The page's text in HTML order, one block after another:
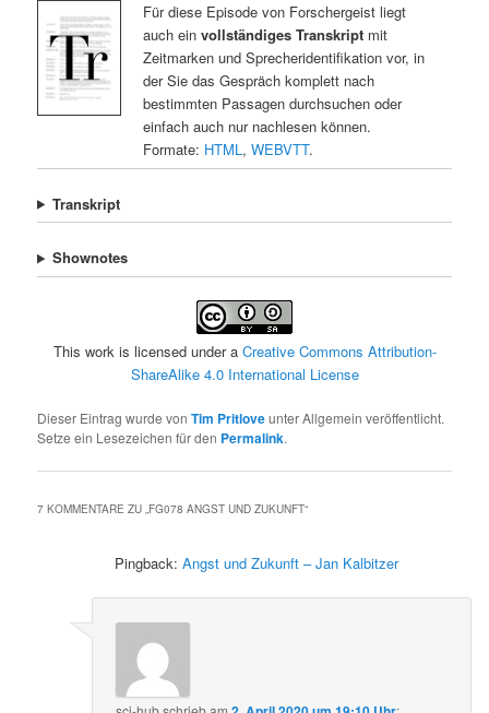
Für diese Episode von Forschergeist liegt
auch ein vollständiges Transkriptmit
Zeitmarken und Sprecheridentifikation vor, in
der Sie das Gespräch komplett nach
bestimmten Passagen durchsuchen oder
einfach auch nur nachlesen können.
Formate: HTML, WEBVTT.
Transkript
Shownotes
This work is licensed under a Creative Commons Attribution-
ShareAlike 4.0 International License
Dieser Eintrag wurde vonTim Pritloveunter Allgemein veröffentlicht.
Setze ein Lesezeichen für den Permalink.
7 KOMMENTARE ZU „FG078 ANGST UND ZUKUNFT“
Pingback:Angst und Zukunft – Jan Kalbitzer